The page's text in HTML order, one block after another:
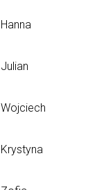
Hanna
Julian
Wojciech
Krystyna